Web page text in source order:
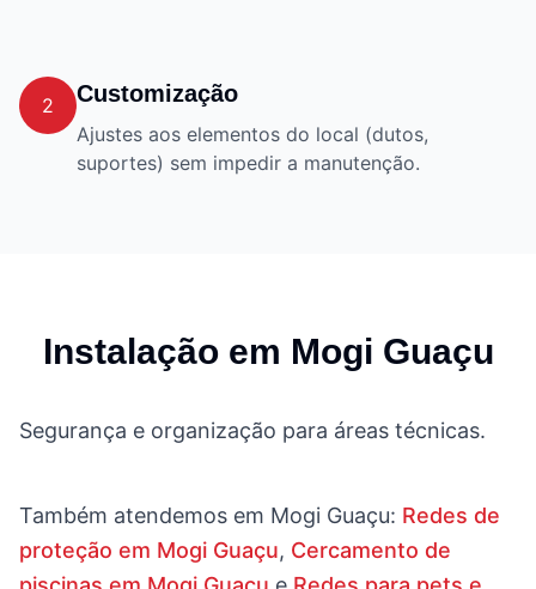
2 Customização
Ajustes aos elementos do local (dutos,
suportes) sem impedir a manutenção.
Instalação em Mogi Guaçu
Segurança e organização para áreas técnicas.
Também atendemos em Mogi Guaçu: Redes de
proteção em Mogi Guaçu, Cercamento de